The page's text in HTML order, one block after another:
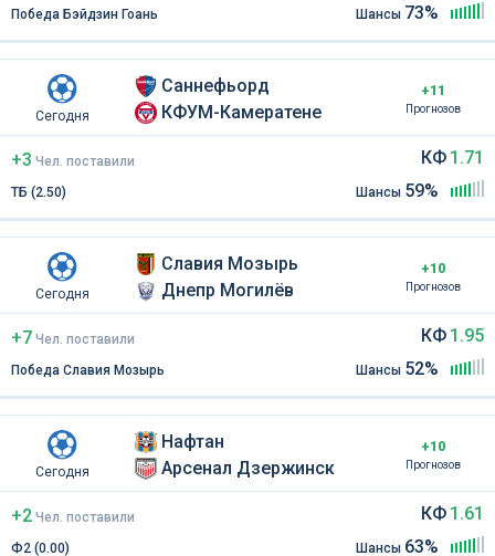
Победа Бэйдзин Гоань
Шансы 73%
Сегодня
Саннефьорд
КФУМ-Камератене
+11
Прогнозов
+3 Чел поставили
ТБ (2.50)
КФ 1.71
Шансы 59%
Сегодня
Славия Мозырь
Днепр Могилёв
+10
Прогнозов
+7 Чел поставили
Победа Славия Мозырь
КФ 1.95
Шансы 52%
Сегодня
Нафтан
Арсенал Дзержинск
+10
Прогнозов
+2 Чел поставили
Ф2 (0.00)
КФ 1.61
Шансы 63%